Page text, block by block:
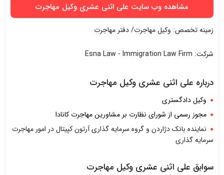
مشاهده وب سایت علی اثنی عشری وکیل مهاجرت
زمینه تخصص: وکیل مهاجرت/ دفتر مهاجرت
شرکت: Esna Law - Immigration Law Firm
درباره علی اثنی عشری وکیل مهاجرت
وکیل دادگستری
مجوز رسمی از شورای نظارت بر مشاورین مهاجرت کانادا
نماینده بانک دژاردن و گروه سرمایه گذاری آرتون کپیتال در امور مهاجرت
سرمایه گذاری
سوابق علی اثنی عشری وکیل مهاجرت